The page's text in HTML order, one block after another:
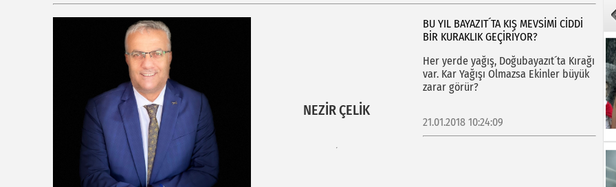
NEZİR ÇELİK
BU YIL BAYAZIT´TA KIŞ MEVSİMİ CİDDİ
BİR KURAKLIK GEÇİRİYOR?
Her yerde yağış, Doğubayazıt´ta Kırağı
var. Kar Yağışı Olmazsa Ekinler büyük
zarar görür?
21.01.2018 10:24:09